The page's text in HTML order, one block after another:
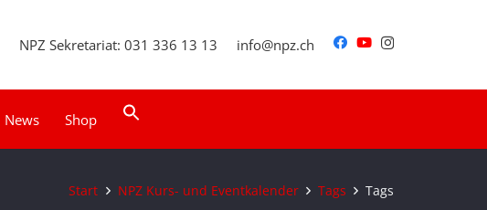
NPZ Sekretariat: 031 336 13 13 info@npz.ch
News Shop for:
Start NPZ Kurs- und Eventkalender Tags Tags